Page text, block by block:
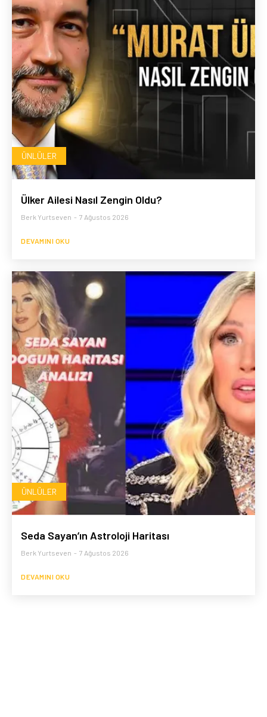
ÜNLÜLER
Ülker Ailesi Nasıl Zengin Oldu?
Berk Yurtseven - 7 Ağustos 2026
DEVAMINI OKU
ÜNLÜLER
Seda Sayan’ın Astroloji Haritası
Berk Yurtseven - 7 Ağustos 2026
DEVAMINI OKU